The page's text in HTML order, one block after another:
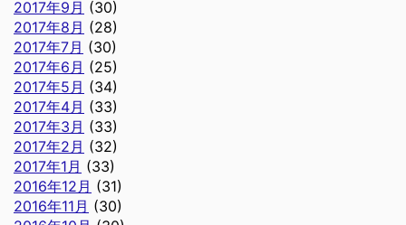
2017年9月 (30)
2017年8月 (28)
2017年7月 (30)
2017年6月 (25)
2017年5月 (34)
2017年4月 (33)
2017年3月 (33)
2017年2月 (32)
2017年1月 (33)
2016年12月 (31)
2016年11月 (30)